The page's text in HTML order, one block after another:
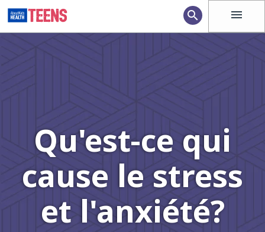
menu
search
Qu'est-ce qui
cause le stress
et l'anxiété?